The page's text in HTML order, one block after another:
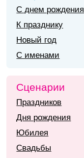
С днем рождения
К празднику
Новый год
С именами
Сценарии
Праздников
Дня рождения
Юбилея
Свадьбы